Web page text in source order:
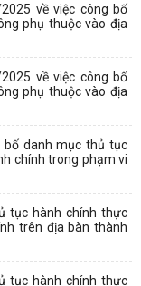
về việc công bố
phụ thuộc vào địa
về việc công bố
phụ thuộc vào địa
bố danh mục thủ tục
chính trong phạm vi
tục hành chính thực
trên địa bàn thành
tục hành chính thực